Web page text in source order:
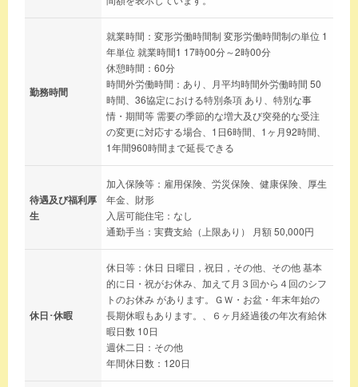
勤務時間
就業時間：変形労働時間制 変形労働時間制の単位 1
年単位 就業時間1 17時00分～2時00分
休憩時間：60分
時間外労働時間：あり、月平均時間外労働時間 50
時間、36協定における特別条項 あり、特別な事
情・期間等 需要の季節的な増大及び突発的な受注
の変更に対応する場合、1日6時間、1ヶ月92時間、
1年間960時間まで延長できる
待遇及び福利厚
生
加入保険等：雇用保険、労災保険、健康保険、厚生
年金、財形
入居可能住宅：なし
通勤手当：実費支給（上限あり） 月額 50,000円
休日･休暇
休日等：休日 日曜日，祝日，その他、その他 基本
的に日・祝がお休み、加えて月３回から４回のシフ
トのお休み があります。ＧＷ・お盆・年末年始の
長期休暇もあります。、６ヶ月経過後の年次有給休
暇日数 10日
週休二日：その他
年間休日数：120日